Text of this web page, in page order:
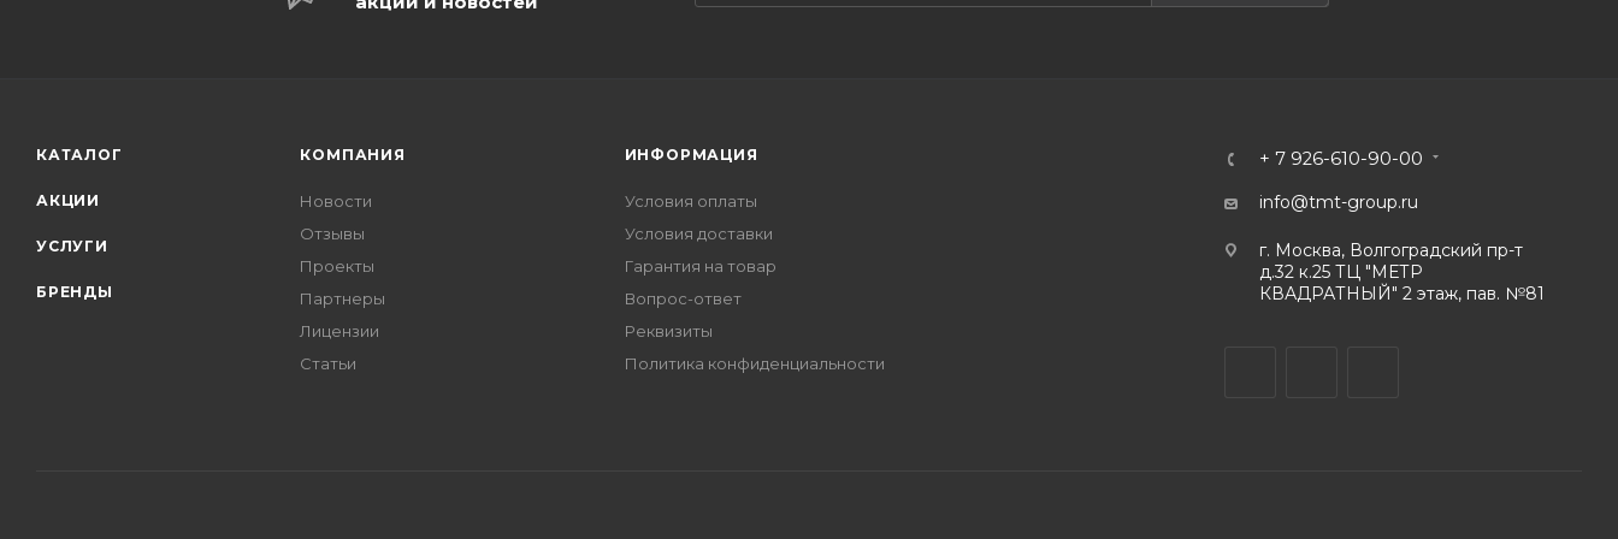
КАТАЛОГ
АКЦИИ
УСЛУГИ
БРЕНДЫ
КОМПАНИЯ
Новости
Отзывы
Проекты
Партнеры
Лицензии
Статьи
ИНФОРМАЦИЯ
Условия оплаты
Условия доставки
Гарантия на товар
Вопрос-ответ
Реквизиты
Политика конфиденциальности
+ 7 926-610-90-00
info@tmt-group.ru
г. Москва, Волгоградский пр-т
д.32 к.25 ТЦ "МЕТР
КВАДРАТНЫЙ" 2 этаж, пав. №81